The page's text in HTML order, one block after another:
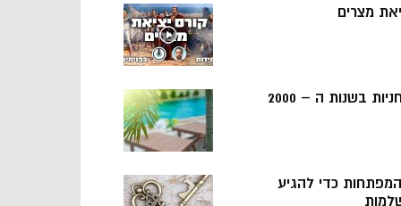
מצרים
בשנות ה – 2000
5 המפתחות כדי להגיע